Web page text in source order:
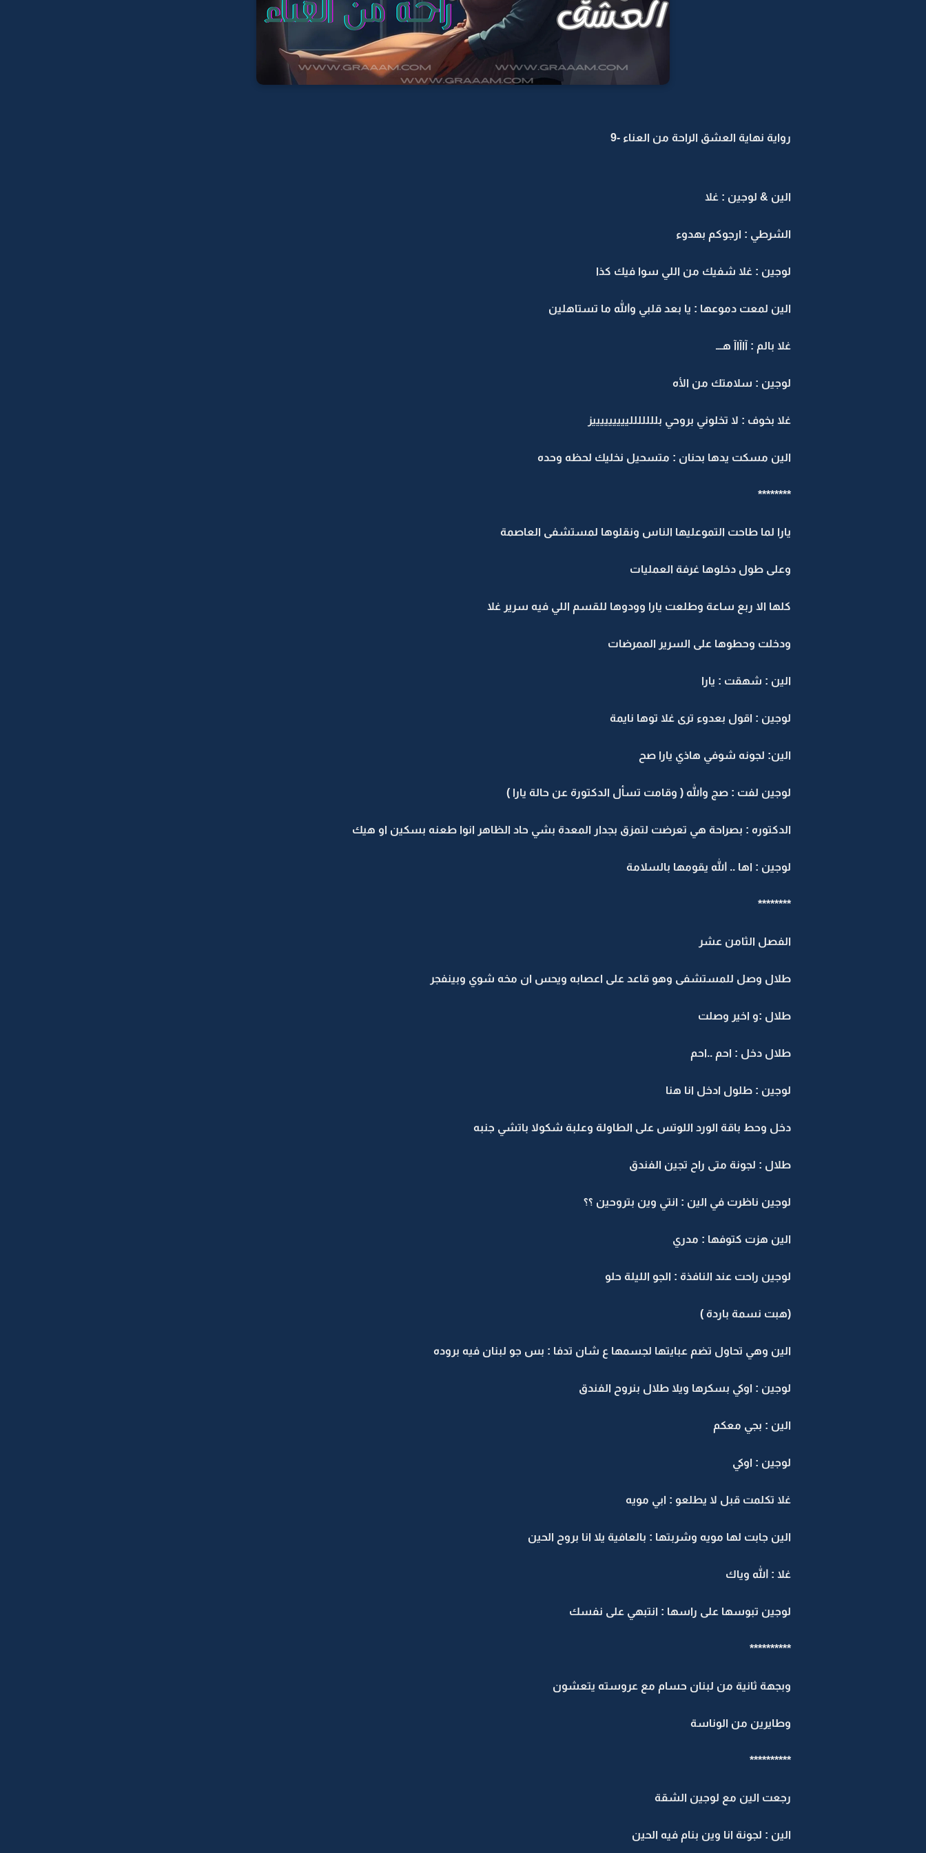
رواية نهاية العشق الراحة من العناء -9
الين & لوجين : غلا
الشرطي : ارجوكم بهدوء
لوجين : غلا شفيك من اللي سوا فيك كذا
الين لمعت دموعها : يا بعد قلبي والله ما تستاهلين
غلا بالم : آاآاآ هـــ
لوجين : سلامتك من الأه
غلا بخوف : لا تخلوني بروحي بللللللليييييييييز
الين مسكت يدها بحنان : متسحيل نخليك لحظه وحده
********
يارا لما طاحت التموعليها الناس ونقلوها لمستشفى العاصمة
وعلى طول دخلوها غرفة العمليات
كلها الا ربع ساعة وطلعت يارا وودوها للقسم اللي فيه سرير غلا
ودخلت وحطوها على السرير الممرضات
الين : شهقت : يارا
لوجين : اقول بعدوء ترى غلا توها نايمة
الين: لجونه شوفي هاذي يارا صح
لوجين لفت : صج والله ( وقامت تسأل الدكتورة عن حالة يارا )
الدكتوره : بصراحة هي تعرضت لتمزق بجدار المعدة بشي حاد الظاهر انوا طعنه بسكين او هيك
لوجين : اها .. الله يقومها بالسلامة
********
الفصل الثامن عشر
طلال وصل للمستشفى وهو قاعد على اعصابه ويحس ان مخه شوي وبينفجر
طلال :و اخير وصلت
طلال دخل : احم ..احم
لوجين : طلول ادخل انا هنا
دخل وحط باقة الورد اللوتس على الطاولة وعلبة شكولا باتشي جنبه
طلال : لجونة متى راح تجين الفندق
لوجين ناظرت في الين : انتي وين بتروحين ؟؟
الين هزت كتوفها : مدري
لوجين راحت عند النافذة : الجو الليلة حلو
(هبت نسمة باردة )
الين وهي تحاول تضم عبايتها لجسمها ع شان تدفا : بس جو لبنان فيه بروده
لوجين : اوكي بسكرها ويلا طلال بنروح الفندق
الين : بجي معكم
لوجين : اوكي
غلا تكلمت قبل لا يطلعو : ابي مويه
الين جابت لها مويه وشربتها : بالعافية يلا انا بروح الحين
غلا : الله وياك
لوجين تبوسها على راسها : انتبهي على نفسك
**********
وبجهة ثانية من لبنان حسام مع عروسته يتعشون
وطايرين من الوناسة
**********
رجعت الين مع لوجين الشقة
الين : لجونة انا وين بنام فيه الحين